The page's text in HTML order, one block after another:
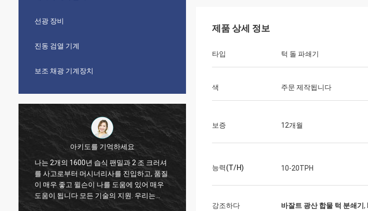
선광 장비
진동 검열 기계
보조 채광 기계장치
호세 안토니
어센드 회사는 공장을 입는 그들의 금 광석을
구입한 후 나에게 좋은 에프터 서비스를 제공
했습니다, 그것이 나에게 중요하고 두번째 공
장을 구입하는 것으로 고려할 것입니다
완전한 판매, 훌륭한 상품, 뛰어난 가격과 똑
바른 선적. 우리는 더 만족하 허난이 기계장
치 Co Ltd를 진입합니다 - 통신이 전부 우수
로 빨리 대응했다는 것 일 수 없었습니다. 분
제품 상세 정보
타입 턱 돌 파쇄기
색 주문 제작됩니다
보증 12개월
능력(T/H) 10-20TPH
강조하다 바잘트 광산 합물 턱 분쇄기 ,